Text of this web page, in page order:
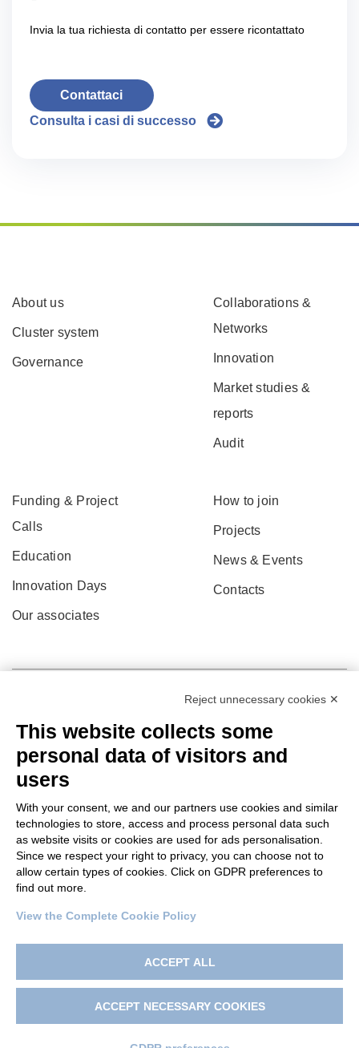
Invia la tua richiesta di contatto per essere ricontattato
Contattaci
Consulta i casi di successo
About us
Cluster system
Governance
Collaborations &
Networks
Innovation
Market studies &
reports
Audit
Funding & Project
Calls
Education
Innovation Days
Our associates
How to join
Projects
News & Events
Contacts
© 2022 Po.in.tex
Città Studi – C.so Pella 2b – 13900 Biella (BI)
Reject unnecessary cookies ✕
This website collects some
personal data of visitors and
users
With your consent, we and our partners use cookies and similar
technologies to store, access and process personal data such
as website visits or cookies are used for ads personalisation.
Since we respect your right to privacy, you can choose not to
allow certain types of cookies. Click on GDPR preferences to
find out more.
View the Complete Cookie Policy
ACCEPT ALL
ACCEPT NECESSARY COOKIES